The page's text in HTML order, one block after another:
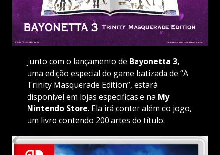
Junto com o lançamento de Bayonetta 3,
uma edição especial do game batizada de “A
Trinity Masquerade Edition”, estará
disponível em lojas especificas e na My
Nintendo Store. Ela irá conter além do jogo,
um livro contendo 200 artes do título.